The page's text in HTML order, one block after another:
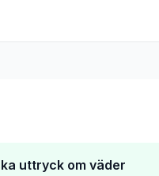
uttryck om väder